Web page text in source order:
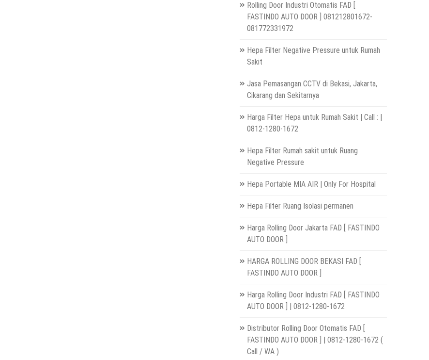
Rolling Door Industri Otomatis FAD [
FASTINDO AUTO DOOR ] 081212801672-
081772331972
Hepa Filter Negative Pressure untuk Rumah
Sakit
Jasa Pemasangan CCTV di Bekasi, Jakarta,
Cikarang dan Sekitarnya
Harga Filter Hepa untuk Rumah Sakit | Call : |
0812-1280-1672
Hepa Filter Rumah sakit untuk Ruang
Negative Pressure
Hepa Portable MIA AIR | Only For Hospital
Hepa Filter Ruang Isolasi permanen
Harga Rolling Door Jakarta FAD [ FASTINDO
AUTO DOOR ]
HARGA ROLLING DOOR BEKASI FAD [
FASTINDO AUTO DOOR ]
Harga Rolling Door Industri FAD [ FASTINDO
AUTO DOOR ] | 0812-1280-1672
Distributor Rolling Door Otomatis FAD [
FASTINDO AUTO DOOR ] | 0812-1280-1672 (
Call / WA )